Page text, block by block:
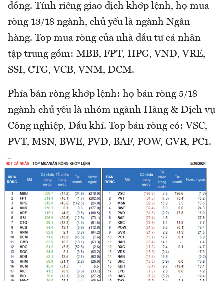
đồng. Tính riêng giao dịch khớp lệnh, họ mua
ròng 13/18 ngành, chủ yếu là ngành Ngân
hàng. Top mua ròng của nhà đầu tư cá nhân
tập trung gồm: MBB, FPT, HPG, VND, VRE,
SSI, CTG, VCB, VNM, DCM.
Phía bán ròng khớp lệnh: họ bán ròng 5/18
ngành chủ yếu là nhóm ngành Hàng & Dịch vụ
Công nghiệp, Dầu khí. Top bán ròng có: VSC,
PVT, MSN, BWE, PVD, BAF, POW, GVR, PC1.